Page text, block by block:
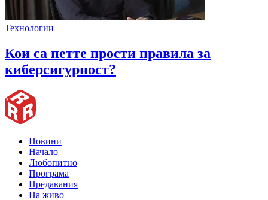
Технологии
Кои са петте прости правила за
киберсигурност?
Новини
Начало
Любопитно
Програма
Предавания
На живо